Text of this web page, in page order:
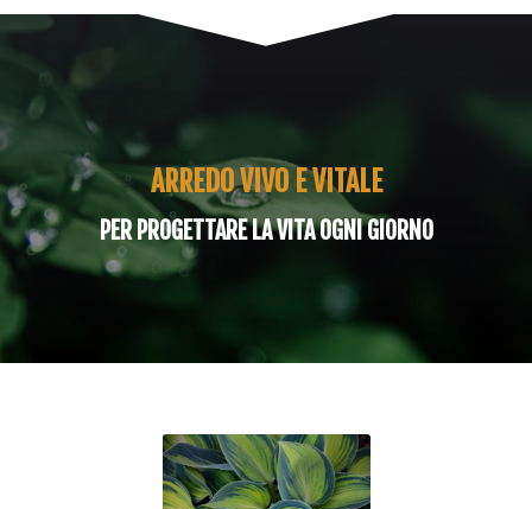
ARREDO VIVO E VITALE
PER PROGETTARE LA VITA OGNI GIORNO